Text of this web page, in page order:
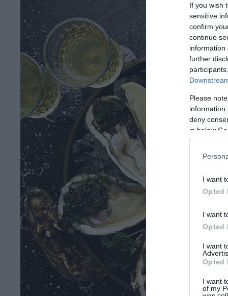
If you wish
sensitive
confirm
continue
information
further
Please
information
deny
in below
I want
Opted
I want
Opted
I want
Opted
I want
of my